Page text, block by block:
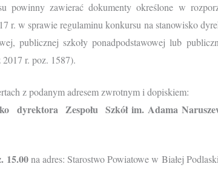
powinny zawierać dokumenty określone w
r. w sprawie regulaminu konkursu na stanowisko
publicznej szkoły ponadpodstawowej lub
r. poz. 1587).
z podanym adresem zwrotnym i dopiskiem:
dyrektora Zespołu Szkół im. Adama
15.00na adres: Starostwo Powiatowe w Białej